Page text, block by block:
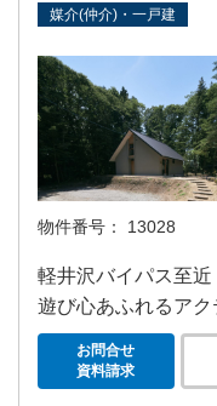
媒介(仲介)・一戸建
物件番号： 13028
軽井沢バイパス至
遊び心あふれるア
お問合せ
資料請求